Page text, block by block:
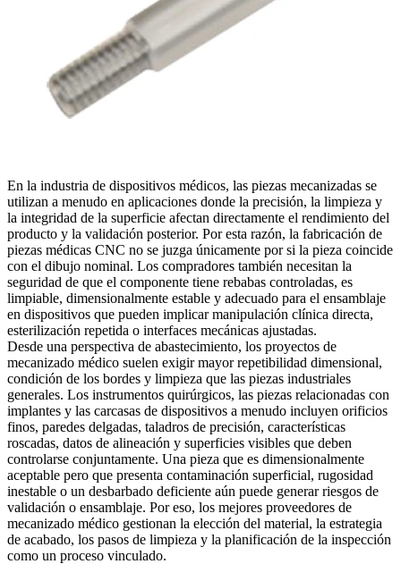
En la industria de dispositivos médicos, las piezas mecanizadas se
utilizan a menudo en aplicaciones donde la precisión, la limpieza y
la integridad de la superficie afectan directamente el rendimiento del
producto y la validación posterior. Por esta razón, la fabricación de
piezas médicas CNC no se juzga únicamente por si la pieza coincide
con el dibujo nominal. Los compradores también necesitan la
seguridad de que el componente tiene rebabas controladas, es
limpiable, dimensionalmente estable y adecuado para el ensamblaje
en dispositivos que pueden implicar manipulación clínica directa,
esterilización repetida o interfaces mecánicas ajustadas.
Desde una perspectiva de abastecimiento, los proyectos de
mecanizado médico suelen exigir mayor repetibilidad dimensional,
condición de los bordes y limpieza que las piezas industriales
generales. Los instrumentos quirúrgicos, las piezas relacionadas con
implantes y las carcasas de dispositivos a menudo incluyen orificios
finos, paredes delgadas, taladros de precisión, características
roscadas, datos de alineación y superficies visibles que deben
controlarse conjuntamente. Una pieza que es dimensionalmente
aceptable pero que presenta contaminación superficial, rugosidad
inestable o un desbarbado deficiente aún puede generar riesgos de
validación o ensamblaje. Por eso, los mejores proveedores de
mecanizado médico gestionan la elección del material, la estrategia
de acabado, los pasos de limpieza y la planificación de la inspección
como un proceso vinculado.